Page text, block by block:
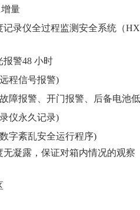
量
录仪全过程监测安全系统（
警48 小时
程信号报警)
障报警、开门报警、后备电池
仪永久记录)
字紊乱安全运行程序)
凝露，保证对箱内情况的观察